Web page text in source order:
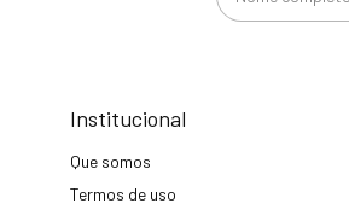
Institucional
Que somos
Termos de uso